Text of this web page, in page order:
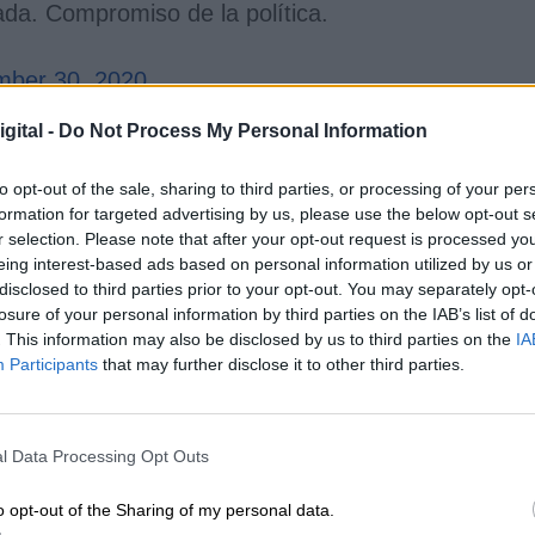
- Do Not Process My Personal Information
opt-out of the sale, sharing to third parties, or processing of your
for targeted advertising by us, please use the below opt-out
selection. Please note that after your opt-out request is processed
interest-based ads based on personal information utilized by us
to third parties prior to your opt-out. You may separately
of your personal information by third parties on the IAB’s list of
This information may also be disclosed by us to third parties on the
Participants that may further disclose it to other third parties.
Data Processing Opt Outs
opt-out of the Sharing of my personal data.
Compromiso de la política.
30, 2020
de esta nueva norma es
consecuencia de años
que ha cobrado una especial relevancia
comenzamos a deconstruir el patriarcado”,
, una de las referentes del movimiento con 91
que será plasmado en su legislación,
y así lo ha expresado el papa
en su oposición a la ley.“El Hijo de Dios nació
descartada es un hijo de Dios” , ha comunicado
que toda persona descartada es un hijo de
mundo, débil y frágil, para que podamos acoger